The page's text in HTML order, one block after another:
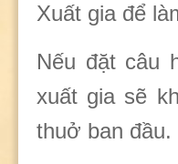
Xuất gia để
Nếu đặt câu
xuất gia sẽ
thuở ban đầu.